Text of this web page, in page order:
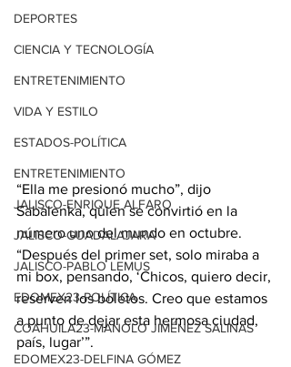
DEPORTES
CIENCIA Y TECNOLOGÍA
ENTRETENIMIENTO
VIDA Y ESTILO
ESTADOS-POLÍTICA
ENTRETENIMIENTO
JALISCO-ENRIQUE ALFARO
JALISCO-GUADALAJARA
JALISCO-PABLO LEMUS
EDOMEX23-POLÍTICA
COAHUILA23-MANOLO JIMÉNEZ SALINAS
EDOMEX23-DELFINA GÓMEZ
“Ella me presionó mucho”, dijo
Sabalenka, quien se convirtió en la
número uno del mundo en octubre.
“Después del primer set, solo miraba a
mi box, pensando, ‘Chicos, quiero decir,
reserven los boletos. Creo que estamos
a punto de dejar esta hermosa ciudad,
país, lugar’”.